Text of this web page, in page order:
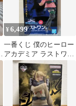
¥6,499
一番くじ 僕のヒーロー
アカデミア ラストワン
賞 トガヒミコ